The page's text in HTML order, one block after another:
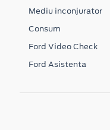
Mediu inconjurator
Consum
Ford Video Check
Ford Asistenta